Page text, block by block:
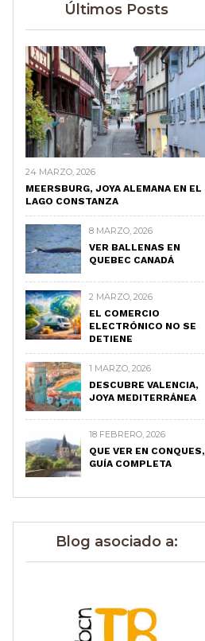
Últimos Posts
24 MARZO, 2026
MEERSBURG, JOYA ALEMANA EN EL
LAGO CONSTANZA
8 MARZO, 2026
VER BALLENAS EN
QUEBEC CANADÁ
2 MARZO, 2026
EL COMERCIO
ELECTRÓNICO NO SE
DETIENE
1 MARZO, 2026
DESCUBRE VALENCIA,
JOYA MEDITERRÁNEA
18 FEBRERO, 2026
QUE VER EN CONQUES,
GUÍA COMPLETA
Blog asociado a: